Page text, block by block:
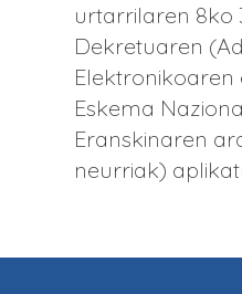
urtarrilaren 8ko
Dekretuaren
Eskema
Eranskinaren
neurriak)